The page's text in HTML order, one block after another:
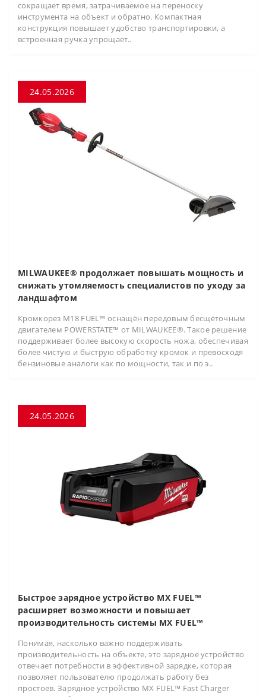
сокращает время, затрачиваемое на переноску
инструмента на объект и обратно. Компактная
конструкция повышает удобство транспортировки, а
встроенная ручка упрощает..
24.05.2026
MILWAUKEE® продолжает повышать мощность и
снижать утомляемость специалистов по уходу за
ландшафтом
Кромкорез M18 FUEL™ оснащён передовым бесщёточным
двигателем POWERSTATE™ от MILWAUKEE®. Такое решение
поддерживает более высокую скорость ножа, обеспечивая
более чистую и быструю обработку кромок и превосходя
бензиновые аналоги как по мощности, так и по э..
24.05.2026
Быстрое зарядное устройство MX FUEL™
расширяет возможности и повышает
производительность системы MX FUEL™
Понимая, насколько важно поддерживать
производительность на объекте, это зарядное устройство
отвечает потребности в эффективной зарядке, которая
позволяет пользователю продолжать работу без
простоев. Зарядное устройство MX FUEL™ Fast Charger